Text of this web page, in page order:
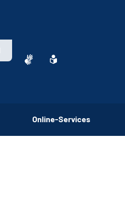
Online-Services